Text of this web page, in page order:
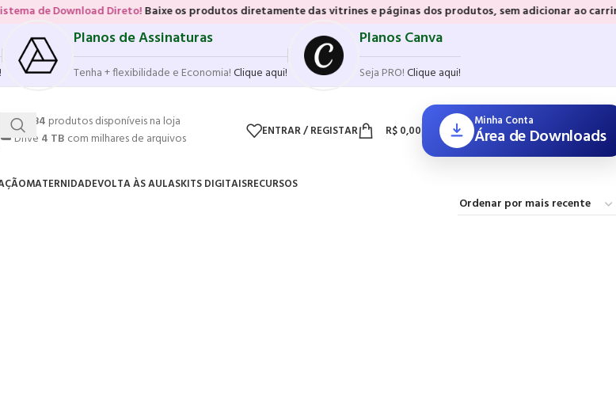
Download Direto!Baixe os produtos diretamente das vitrines e páginas dos produtos, sem adicionar ao carrinho e
Planos de Assinaturas
Tenha + flexibilidade e Economia!Clique aqui!
Planos Canva
Seja PRO!Clique aqui!
💥17.584 produtos disponíveis na loja
☁️ Drive 4 TB com milhares de arquivos ENTRAR / REGISTAR R$0,00
Minha Conta
Área de Downloads
MATERNIDADEVOLTA ÀS AULASKITS DIGITAISRECURSOS